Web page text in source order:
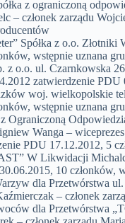
z ograniczoną
– członek zarządu
Spółka z o.o.
wstępnie uznana
o.o. ul. Czarnkowska
zatwierdzenie
woj. wielkopolskie
wstępnie uznana
Ograniczoną
Wanga –
PDU 17.12.2012, 5
W Likwidacji
10 członków,
dla Przetwórstwa
– członek
dla